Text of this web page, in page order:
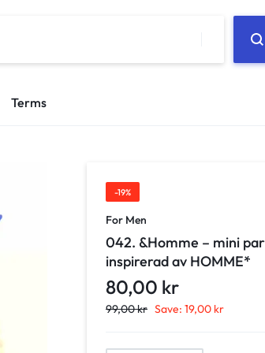
Terms
-19%
For Men
042. &Homme – mini
inspirerad av HOMME*
80,00 kr
99,00kr Save: 19,00 kr